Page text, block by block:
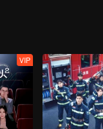
VIP